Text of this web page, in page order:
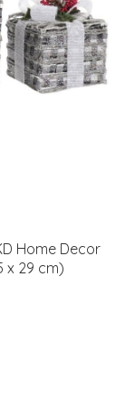
Home Decor
x 29 cm)